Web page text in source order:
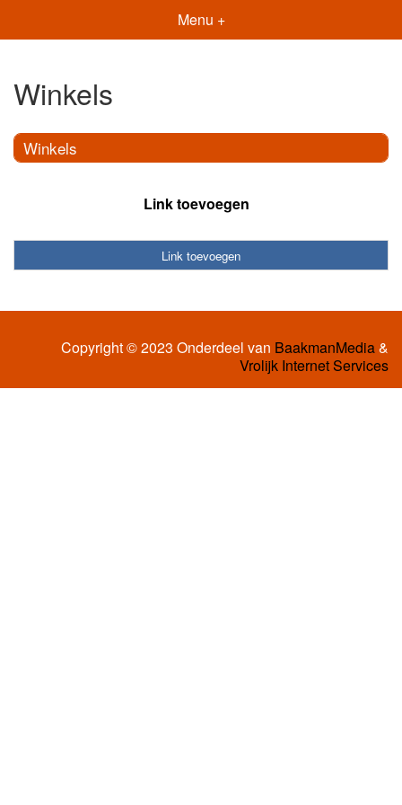
Menu +
Winkels
Winkels
Link toevoegen
Link toevoegen
Copyright © 2023 Onderdeel van BaakmanMedia&
Vrolijk Internet Services